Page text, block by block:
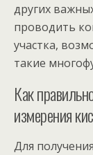
других
проводить
участка,
такие
Как
измерения
Для